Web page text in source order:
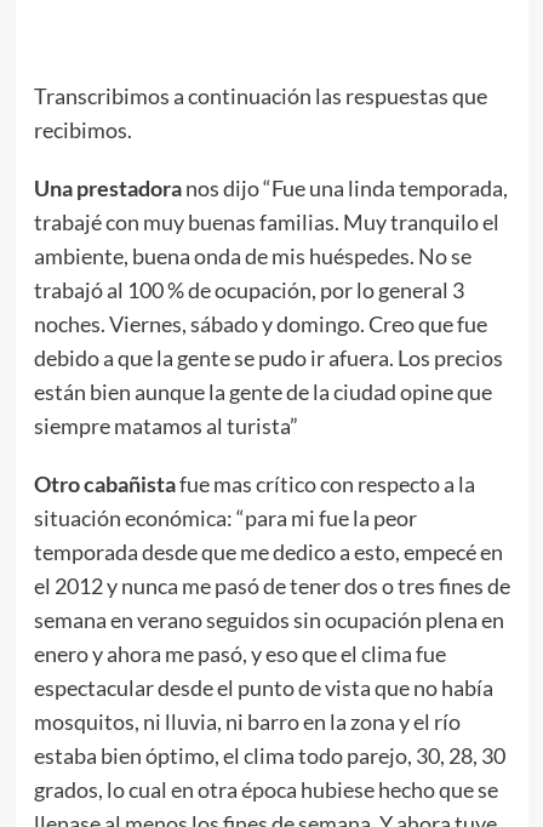
Transcribimos a continuación las respuestas que
recibimos.
Una prestadoranos dijo “Fue una linda temporada,
trabajé con muy buenas familias. Muy tranquilo el
ambiente, buena onda de mis huéspedes. No se
trabajó al 100 % de ocupación, por lo general 3
noches. Viernes, sábado y domingo. Creo que fue
debido a que la gente se pudo ir afuera. Los precios
están bien aunque la gente de la ciudad opine que
siempre matamos al turista”
Otro cabañistafue mas crítico con respecto a la
situación económica: “para mi fue la peor
temporada desde que me dedico a esto, empecé en
el 2012 y nunca me pasó de tener dos o tres fines de
semana en verano seguidos sin ocupación plena en
enero y ahora me pasó, y eso que el clima fue
espectacular desde el punto de vista que no había
mosquitos, ni lluvia, ni barro en la zona y el río
estaba bien óptimo, el clima todo parejo, 30, 28, 30
grados, lo cual en otra época hubiese hecho que se